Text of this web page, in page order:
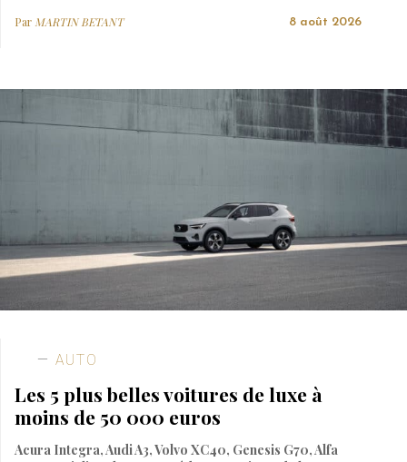
Par MARTIN BETANT 8 août 2026
AUTO
Les 5 plus belles voitures de luxe à
moins de 50 000 euros
Acura Integra, Audi A3, Volvo XC40, Genesis G70, Alfa